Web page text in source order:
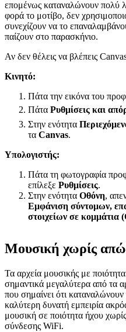
επομένως καταναλώνουν πολύ
φορά το μοτίβο, δεν
συνεχίζουν να το
παίζουν στο παρασκήνιο.
Αν δεν θέλεις να βλέπεις
Κινητό:
Πάτα την εικόνα του
Πάτα Ρυθμίσεις και
Στην ενότητα
τα Canvas.
Υπολογιστής:
Πάτα τη φωτογραφία
επίλεξε Ρυθμίσεις.
Στην ενότητα Οθόνη,
Εμφάνιση σύντομων,
στοιχείων σε κομμάτια
Μουσική χωρίς
Τα αρχεία μουσικής με
σημαντικά μεγαλύτερα από τα
που σημαίνει ότι
καλύτερη δυνατή εμπειρία
μουσική σε ποιότητα ήχου
σύνδεσης WiFi.